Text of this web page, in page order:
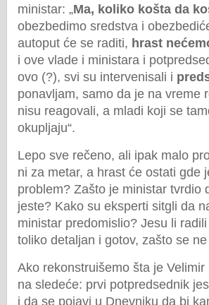
ministar: „Ma, koliko košta da
obezbedimo sredstva i
autoput će se raditi, hrast
i ove vlade i ministara i
ovo (?), svi su intervenisali i
ponavljam, samo da je na vreme
nisu reagovali, a mladi koji se
okupljaju“.
Lepo sve rečeno, ali ipak malo
ni za metar, a hrast će ostati gde
problem? Zašto je ministar tvrdio
jeste? Kako su eksperti sitgli da
ministar predomislio? Jesu li
toliko detaljan i gotov, zašto se
Ako rekonstruišemo šta je
na sledeće: prvi potpredsednik
i da se pojavi u Dnevniku da bi